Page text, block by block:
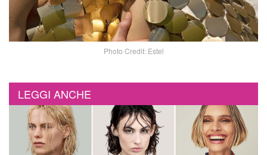
Photo Credit: Estel
LEGGI ANCHE